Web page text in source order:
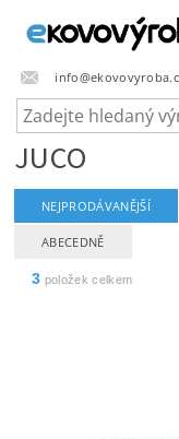
JUCO
NEJPRODÁVANĚJŠÍ
ABECEDNĚ
3 položek celkem